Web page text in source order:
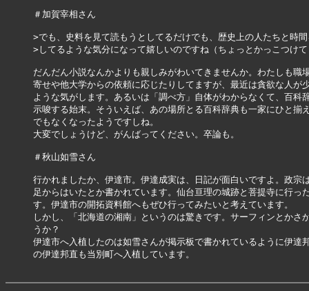
＃加賀宰相さん
>でも、史料を見て読もうとしてるだけでも、歴史上の人たちと時
>してるような気分になって嬉しいのですね（ちょっとかっこつけ
だんだん小説なんかよりも親しみがわいてきませんか。わたしも職
寄せや他大学からの依頼に応じたりしてますが、最近は貪欲な人が
ような気がします。あるいは「調べ方」自体がわからなくて、百科
示唆する始末。そういえば、あの場所とる百科辞典も一家にひと揃
でもなくなったようですしね。
大変でしょうけど、がんばってください。卒論も。
＃秋山如雪さん
行かれましたか、伊達市。伊達成実は、日記が面白いですよ。政宗
足からはいたとか書かれています。仙台亘理の城跡と菩提寺に行っ
す。伊達市の開拓資料館へもぜひ行ってみたいと考えています。
しかし、「北海道の湘南」というのは驚きです。サーフィンとかさ
うか？
伊達市へ入植したのは如雪さんが掲示板で書かれているように伊達
の伊達邦直も当別町へ入植しています。